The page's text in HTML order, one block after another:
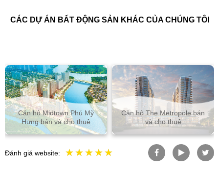
CÁC DỰ ÁN BẤT ĐỘNG SẢN KHÁC CỦA CHÚNG TÔI
Căn hộ Midtown Phú Mỹ
Hưng bán và cho thuê
Căn hộ The Metropole bán
và cho thuê
Đánh giá website: